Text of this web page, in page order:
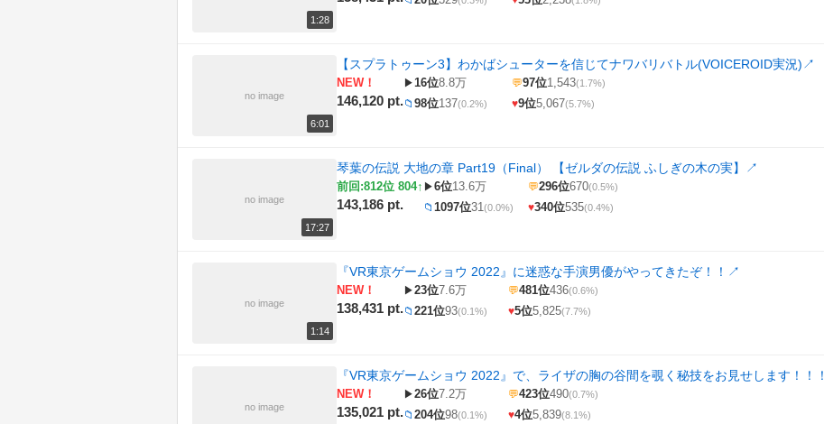
1:28
no image
6:01
【スプラトゥーン3】わかばシューターを信じてナワバリバトル(VOICEROID実況)↗
NEW！
146,120 pt.
▶16位8.8万 💬97位1,543(1.7%)
📁 98位137(0.2%) ♥9位5,067(5.7%)
no image
17:27
琴葉の伝説 大地の章 Part19（Final） 【ゼルダの伝説 ふしぎの木の実】 ↗
前回:812位 804↑
143,186 pt.
▶6位13.6万 💬296位670(0.5%)
📁 1097位31(0.0%) ♥340位535(0.4%)
no image
1:14
『VR東京ゲームショウ 2022』に迷惑な手演男優がやってきたぞ！！ ↗
NEW！
138,431 pt.
▶23位7.6万 💬481位436(0.6%)
📁 221位93(0.1%) ♥5位5,825(7.7%)
no image
『VR東京ゲームショウ 2022』で、ライザの胸の谷間を覗く秘技をお見せします！！！
NEW！
135,021 pt.
▶26位7.2万 💬423位490(0.7%)
📁 204位98(0.1%) ♥4位5,839(8.1%)